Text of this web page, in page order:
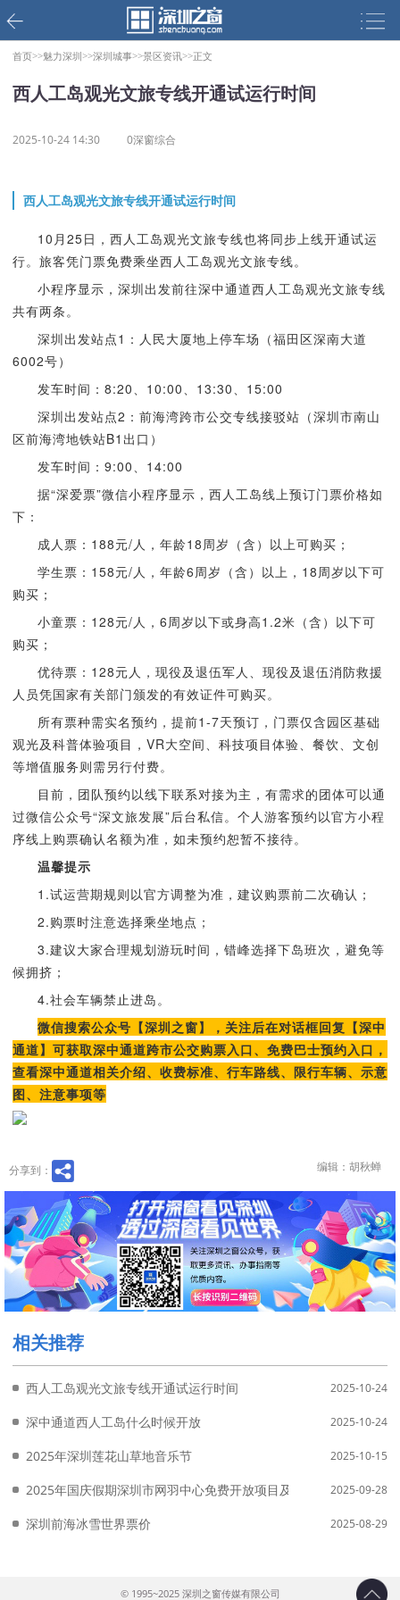
首页>>魅力深圳>>深圳城事>>景区资讯>>正文
西人工岛观光文旅专线开通试运行时间
2025-10-24 14:30 0深窗综合
西人工岛观光文旅专线开通试运行时间
10月25日，西人工岛观光文旅专线也将同步上线开通试运
行。旅客凭门票免费乘坐西人工岛观光文旅专线。
小程序显示，深圳出发前往深中通道西人工岛观光文旅专线
共有两条。
深圳出发站点1：人民大厦地上停车场（福田区深南大道
6002号）
发车时间：8:20、10:00、13:30、15:00
深圳出发站点2：前海湾跨市公交专线接驳站（深圳市南山
区前海湾地铁站B1出口）
发车时间：9:00、14:00
据“深爱票”微信小程序显示，西人工岛线上预订门票价格如
下：
成人票：188元/人，年龄18周岁（含）以上可购买；
学生票：158元/人，年龄6周岁（含）以上，18周岁以下可
购买；
小童票：128元/人，6周岁以下或身高1.2米（含）以下可
购买；
优待票：128元人，现役及退伍军人、现役及退伍消防救援
人员凭国家有关部门颁发的有效证件可购买。
所有票种需实名预约，提前1-7天预订，门票仅含园区基础
观光及科普体验项目，VR大空间、科技项目体验、餐饮、文创
等增值服务则需另行付费。
目前，团队预约以线下联系对接为主，有需求的团体可以通
过微信公众号“深文旅发展”后台私信。个人游客预约以官方小程
序线上购票确认名额为准，如未预约恕暂不接待。
温馨提示
1.试运营期规则以官方调整为准，建议购票前二次确认；
2.购票时注意选择乘坐地点；
3.建议大家合理规划游玩时间，错峰选择下岛班次，避免等
候拥挤；
4.社会车辆禁止进岛。
微信搜索公众号【深圳之窗】，关注后在对话框回复【深中
通道】可获取深中通道跨市公交购票入口、免费巴士预约入口，
查看深中通道相关介绍、收费标准、行车路线、限行车辆、示意
图、注意事项等
分享到： 编辑：胡秋蝉
相关推荐
西人工岛观光文旅专线开通试运行时间 2025-10-24
深中通道西人工岛什么时候开放 2025-10-24
2025年深圳莲花山草地音乐节 2025-10-15
2025年国庆假期深圳市网羽中心免费开放项目及时间 2025-09-28
深圳前海冰雪世界票价 2025-08-29
© 1995~2025 深圳之窗传媒有限公司